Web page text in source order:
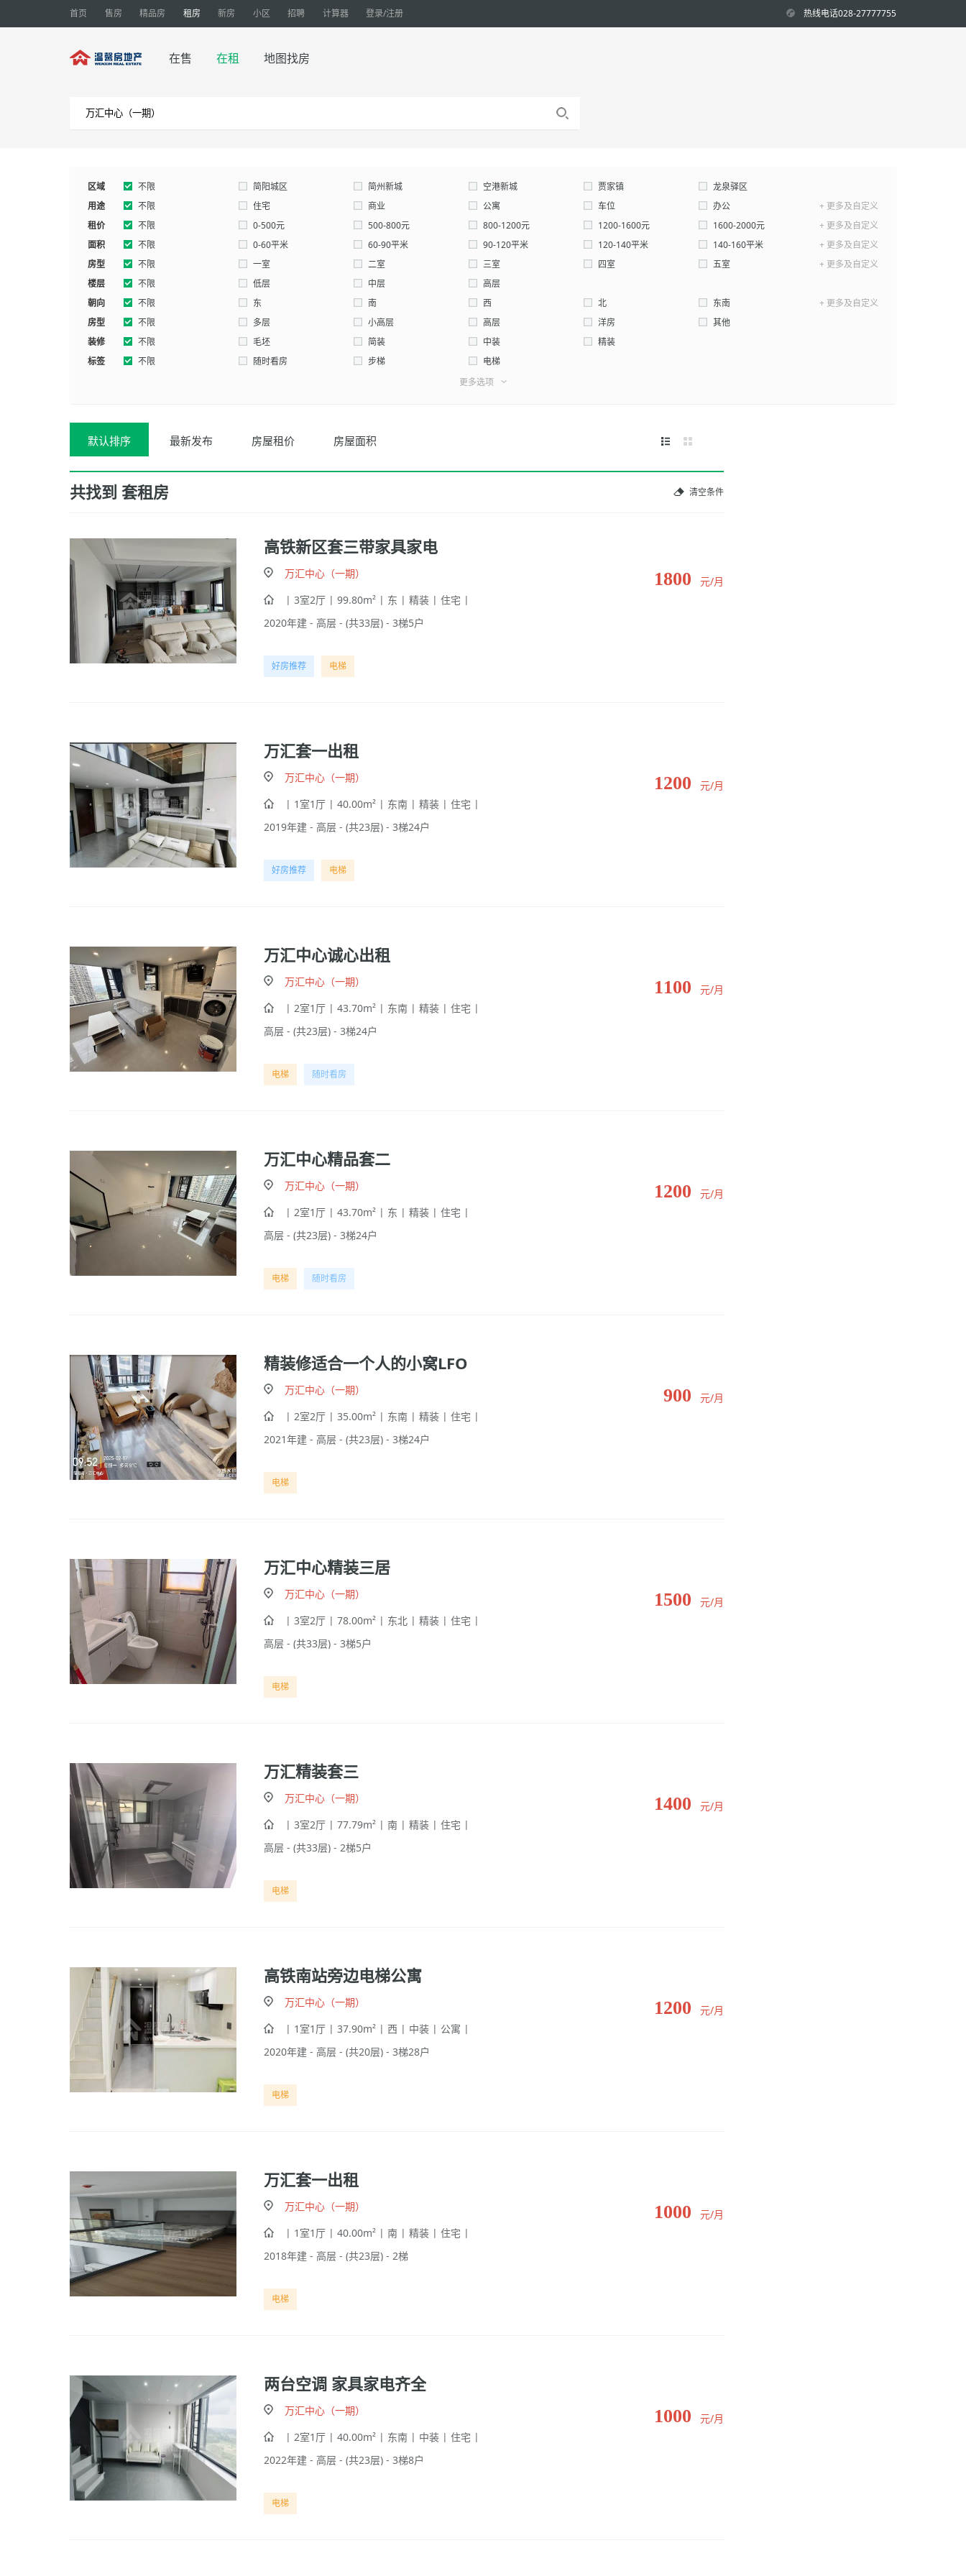
首页 售房 精品房 租房 新房 小区 招聘 计算器 登录/注册 热线电话028-27777755
在售 在租 地图找房
区域 不限 简阳城区 简州新城 空港新城 贾家镇
龙泉驿区
用途
不限 住宅 商业 公寓 车位
办公
别墅
厂房 仓库
+ 更多及自定义
租价
不限 0-500元 500-800元 800-1200元 1200-1600元
1600-2000元
2000-3000元
3000-0元 自定义： 元 确认
+ 更多及自定义
面积
不限 0-60平米 60-90平米 90-120平米 120-140平米
140-160平米
160-180平米
180-200平米 200-300平米 300-0平米 自定义：
+ 更多及自定义
房型
不限 一室 二室 三室 四室
五室
五室以上
+ 更多及自定义
楼层
不限 低层 中层
高层
朝向
不限 东 南 西 北
东南
西南
东北 西北
+ 更多及自定义
房型
不限 多层 小高层 高层 洋房
其他
装修
不限 毛坯 简装 中装
精装
标签
不限 随时看房 步梯
电梯
更多选项
默认排序 最新发布 房屋租价 房屋面积
共找到 套租房 清空条件
高铁新区套三带家具家电
万汇中心（一期）
| 3室2厅 | 99.80m² | 东 | 精装 | 住宅 |
2020年建 - 高层 - (共33层) - 3梯5户
好房推荐 电梯
1800 元/月
万汇套一出租
万汇中心（一期）
| 1室1厅 | 40.00m² | 东南 | 精装 | 住宅 |
2019年建 - 高层 - (共23层) - 3梯24户
好房推荐 电梯
1200 元/月
万汇中心诚心出租
万汇中心（一期）
| 2室1厅 | 43.70m² | 东南 | 精装 | 住宅 |
高层 - (共23层) - 3梯24户
电梯 随时看房
1100 元/月
万汇中心精品套二
万汇中心（一期）
| 2室1厅 | 43.70m² | 东 | 精装 | 住宅 |
高层 - (共23层) - 3梯24户
电梯 随时看房
1200 元/月
精装修适合一个人的小窝LFO
万汇中心（一期）
| 2室2厅 | 35.00m² | 东南 | 精装 | 住宅 |
2021年建 - 高层 - (共23层) - 3梯24户
电梯
900 元/月
万汇中心精装三居
万汇中心（一期）
| 3室2厅 | 78.00m² | 东北 | 精装 | 住宅 |
高层 - (共33层) - 3梯5户
电梯
1500 元/月
万汇精装套三
万汇中心（一期）
| 3室2厅 | 77.79m² | 南 | 精装 | 住宅 |
高层 - (共33层) - 2梯5户
电梯
1400 元/月
高铁南站旁边电梯公寓
万汇中心（一期）
| 1室1厅 | 37.90m² | 西 | 中装 | 公寓 |
2020年建 - 高层 - (共20层) - 3梯28户
电梯
1200 元/月
万汇套一出租
万汇中心（一期）
| 1室1厅 | 40.00m² | 南 | 精装 | 住宅 |
2018年建 - 高层 - (共23层) - 2梯
电梯
1000 元/月
两台空调 家具家电齐全
万汇中心（一期）
| 2室1厅 | 40.00m² | 东南 | 中装 | 住宅 |
2022年建 - 高层 - (共23层) - 3梯8户
电梯
1000 元/月